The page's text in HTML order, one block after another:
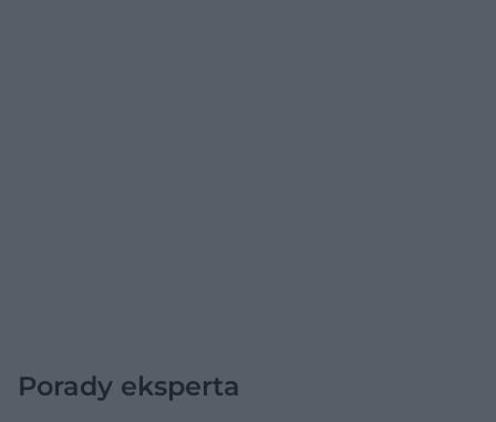
Porady eksperta